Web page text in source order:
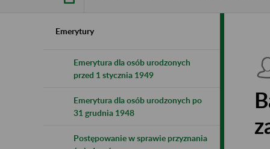
Emerytury
Emerytura dla osób urodzonych
przed 1 stycznia 1949
Emerytura dla osób urodzonych po
31 grudnia 1948
Postępowanie w sprawie przyznania